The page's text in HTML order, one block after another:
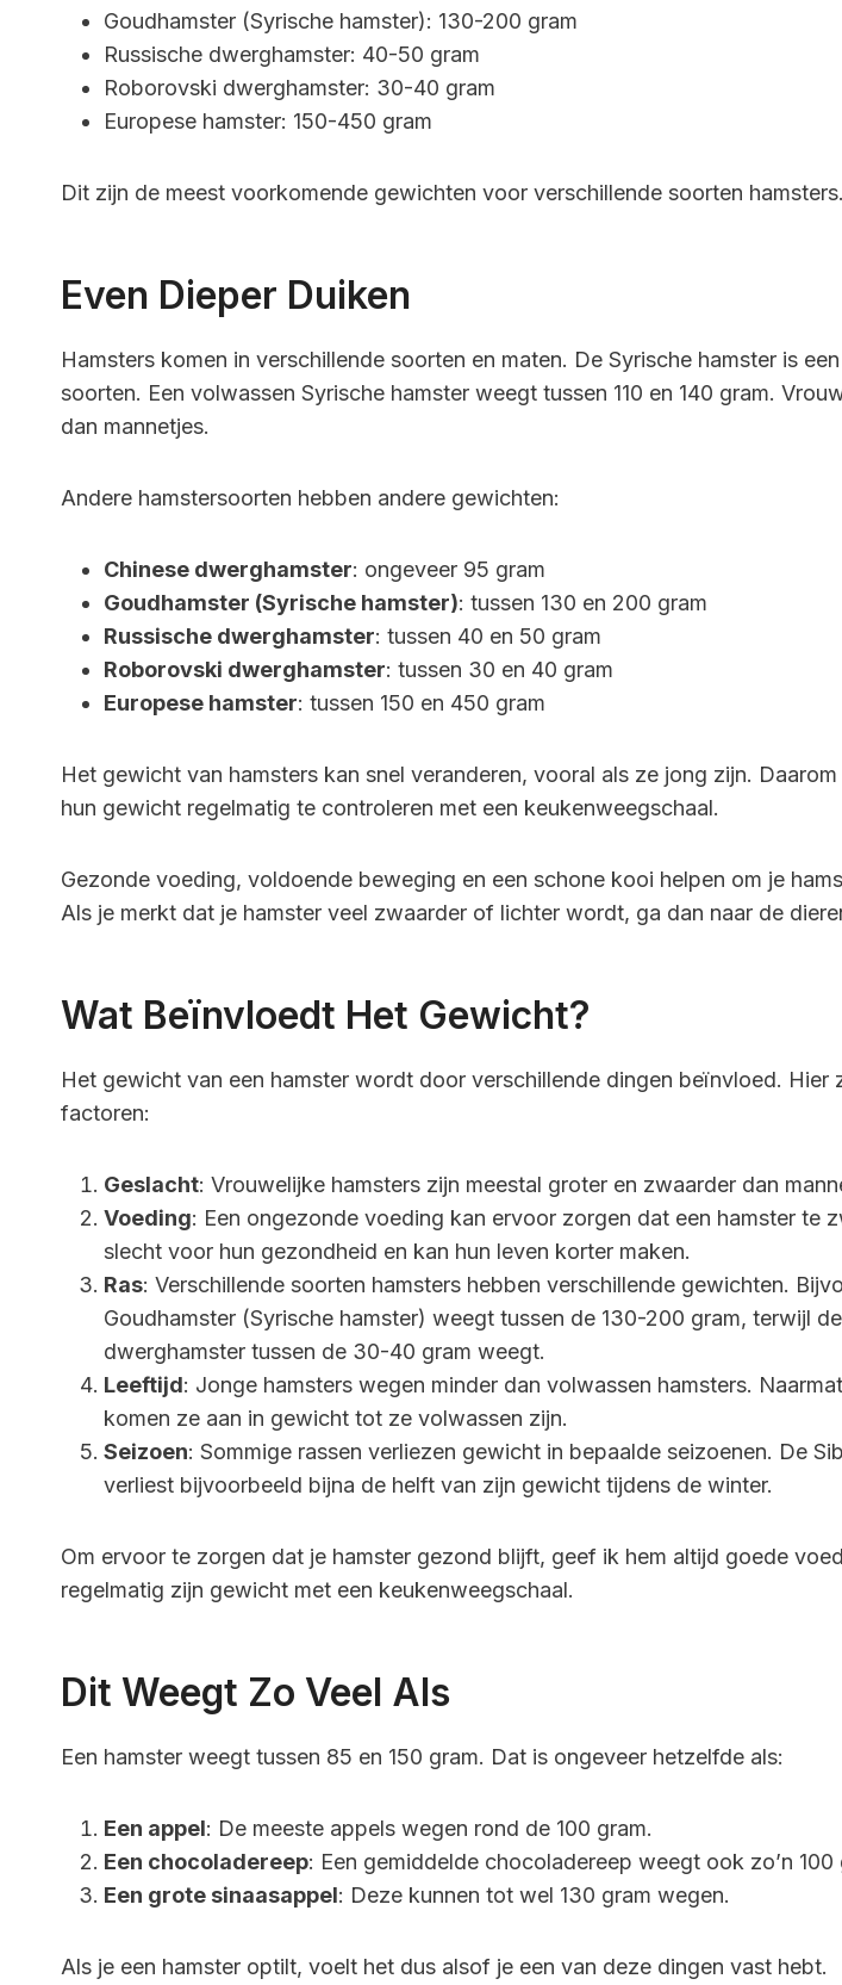
Goudhamster (Syrische hamster): 130-200 gram
Russische dwerghamster: 40-50 gram
Roborovski dwerghamster: 30-40 gram
Europese hamster: 150-450 gram
Dit zijn de meest voorkomende gewichten voor verschillende soorten hamsters.
Even Dieper Duiken
Hamsters komen in verschillende soorten en maten. De Syrische hamster is
soorten. Een volwassen Syrische hamster weegt tussen 110 en 140 gram.
dan mannetjes.
Andere hamstersoorten hebben andere gewichten:
Chinese dwerghamster: ongeveer 95 gram
Goudhamster (Syrische hamster): tussen 130 en 200 gram
Russische dwerghamster: tussen 40 en 50 gram
Roborovski dwerghamster: tussen 30 en 40 gram
Europese hamster: tussen 150 en 450 gram
Het gewicht van hamsters kan snel veranderen, vooral als ze jong zijn.
hun gewicht regelmatig te controleren met een keukenweegschaal.
Gezonde voeding, voldoende beweging en een schone kooi helpen om je
Als je merkt dat je hamster veel zwaarder of lichter wordt, ga dan naar de
Wat Beïnvloedt Het Gewicht?
Het gewicht van een hamster wordt door verschillende dingen beïnvloed. Hier
factoren:
Geslacht: Vrouwelijke hamsters zijn meestal groter en zwaarder dan
Voeding: Een ongezonde voeding kan ervoor zorgen dat een hamster te
slecht voor hun gezondheid en kan hun leven korter maken.
Ras: Verschillende soorten hamsters hebben verschillende gewichten.
Goudhamster (Syrische hamster) weegt tussen de 130-200 gram, terwijl
dwerghamster tussen de 30-40 gram weegt.
Leeftijd: Jonge hamsters wegen minder dan volwassen hamsters.
komen ze aan in gewicht tot ze volwassen zijn.
Seizoen: Sommige rassen verliezen gewicht in bepaalde seizoenen. De
verliest bijvoorbeeld bijna de helft van zijn gewicht tijdens de winter.
Om ervoor te zorgen dat je hamster gezond blijft, geef ik hem altijd goede
regelmatig zijn gewicht met een keukenweegschaal.
Dit Weegt Zo Veel Als
Een hamster weegt tussen 85 en 150 gram. Dat is ongeveer hetzelfde als:
Een appel: De meeste appels wegen rond de 100 gram.
Een chocoladereep: Een gemiddelde chocoladereep weegt ook zo’n 100
Een grote sinaasappel: Deze kunnen tot wel 130 gram wegen.
Als je een hamster optilt, voelt het dus alsof je een van deze dingen vast hebt.